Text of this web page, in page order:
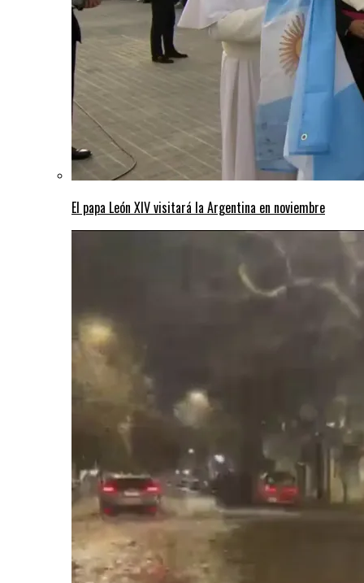
El papa León XIV visitará la Argentina en noviembre